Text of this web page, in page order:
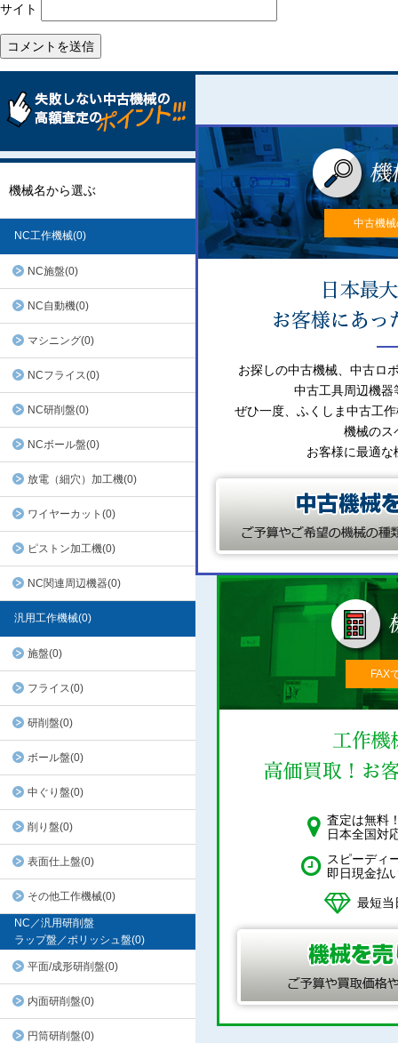
サイト
機械名から選ぶ
NC工作機械(0)
NC施盤(0)
NC自動機(0)
マシニング(0)
NCフライス(0)
NC研削盤(0)
NCボール盤(0)
放電（細穴）加工機(0)
ワイヤーカット(0)
ピストン加工機(0)
NC関連周辺機器(0)
汎用工作機械(0)
施盤(0)
フライス(0)
研削盤(0)
ボール盤(0)
中ぐり盤(0)
削り盤(0)
表面仕上盤(0)
その他工作機械(0)
NC／汎用研削盤
ラップ盤／ポリッシュ盤(0)
平面/成形研削盤(0)
内面研削盤(0)
円筒研削盤(0)
中古機
お探しの中古機械、中古ロ
中古工具周辺機器
ぜひ一度、ふくしま中古工
機械のス
お客様に最適
FAX
査定は無料
日本全国対
スピーディ
即日現金払
最短当